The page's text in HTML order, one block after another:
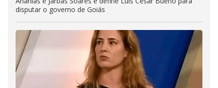
disputar o governo de Goiás